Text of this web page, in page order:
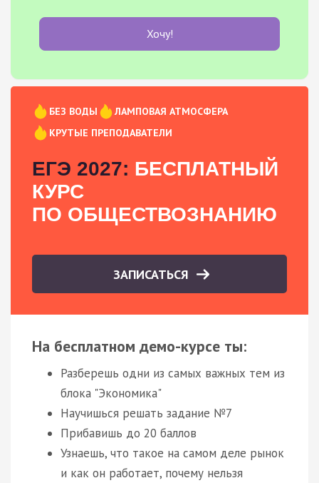
Хочу!
БЕЗ ВОДЫ
ЛАМПОВАЯ АТМОСФЕРА
КРУТЫЕ ПРЕПОДАВАТЕЛИ
ЕГЭ 2027: БЕСПЛАТНЫЙ
КУРС
ПО ОБЩЕСТВОЗНАНИЮ
ЗАПИСАТЬСЯ
На бесплатном демо-курсе ты:
Разберешь одни из самых важных тем из
блока "Экономика"
Научишься решать задание №7
Прибавишь до 20 баллов
Узнаешь, что такое на самом деле рынок
и как он работает, почему нельзя